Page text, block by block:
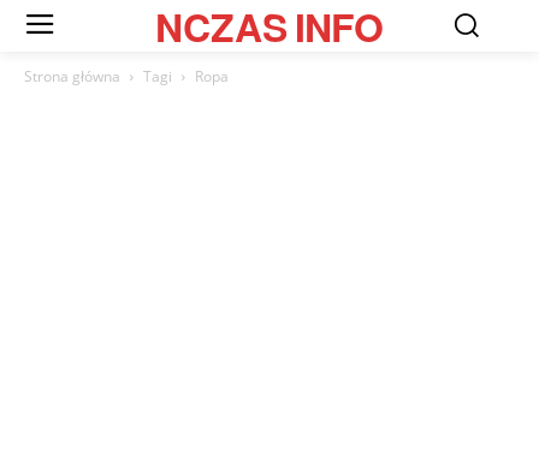
NCZASINFO
Strona główna Tagi Ropa